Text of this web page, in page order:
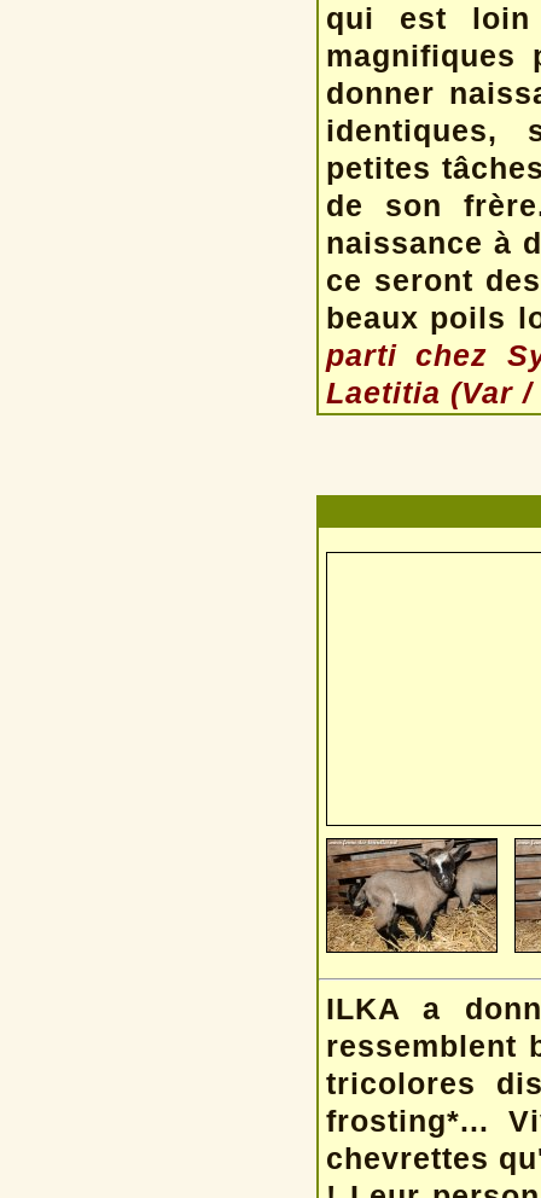
qui est
magnifiques
donner
identiques,
petites
de son
naissance à
ce seront
beaux poils
parti chez
Laetitia (Var /
ILKA a
ressemblent
tricolores
frosting*...
chevrettes